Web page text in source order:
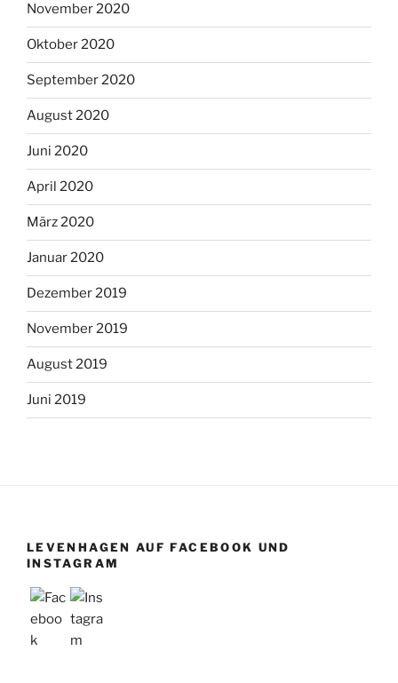
November 2020
Oktober 2020
September 2020
August 2020
Juni 2020
April 2020
März 2020
Januar 2020
Dezember 2019
November 2019
August 2019
Juni 2019
LEVENHAGEN AUF FACEBOOK UND
INSTAGRAM